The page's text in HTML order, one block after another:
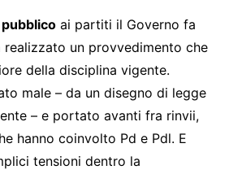
ai partiti il Governo fa
un provvedimento che
della disciplina vigente.
male – da un disegno di legge
– e portato avanti fra rinvii,
hanno coinvolto Pd e Pdl. E
tensioni dentro la